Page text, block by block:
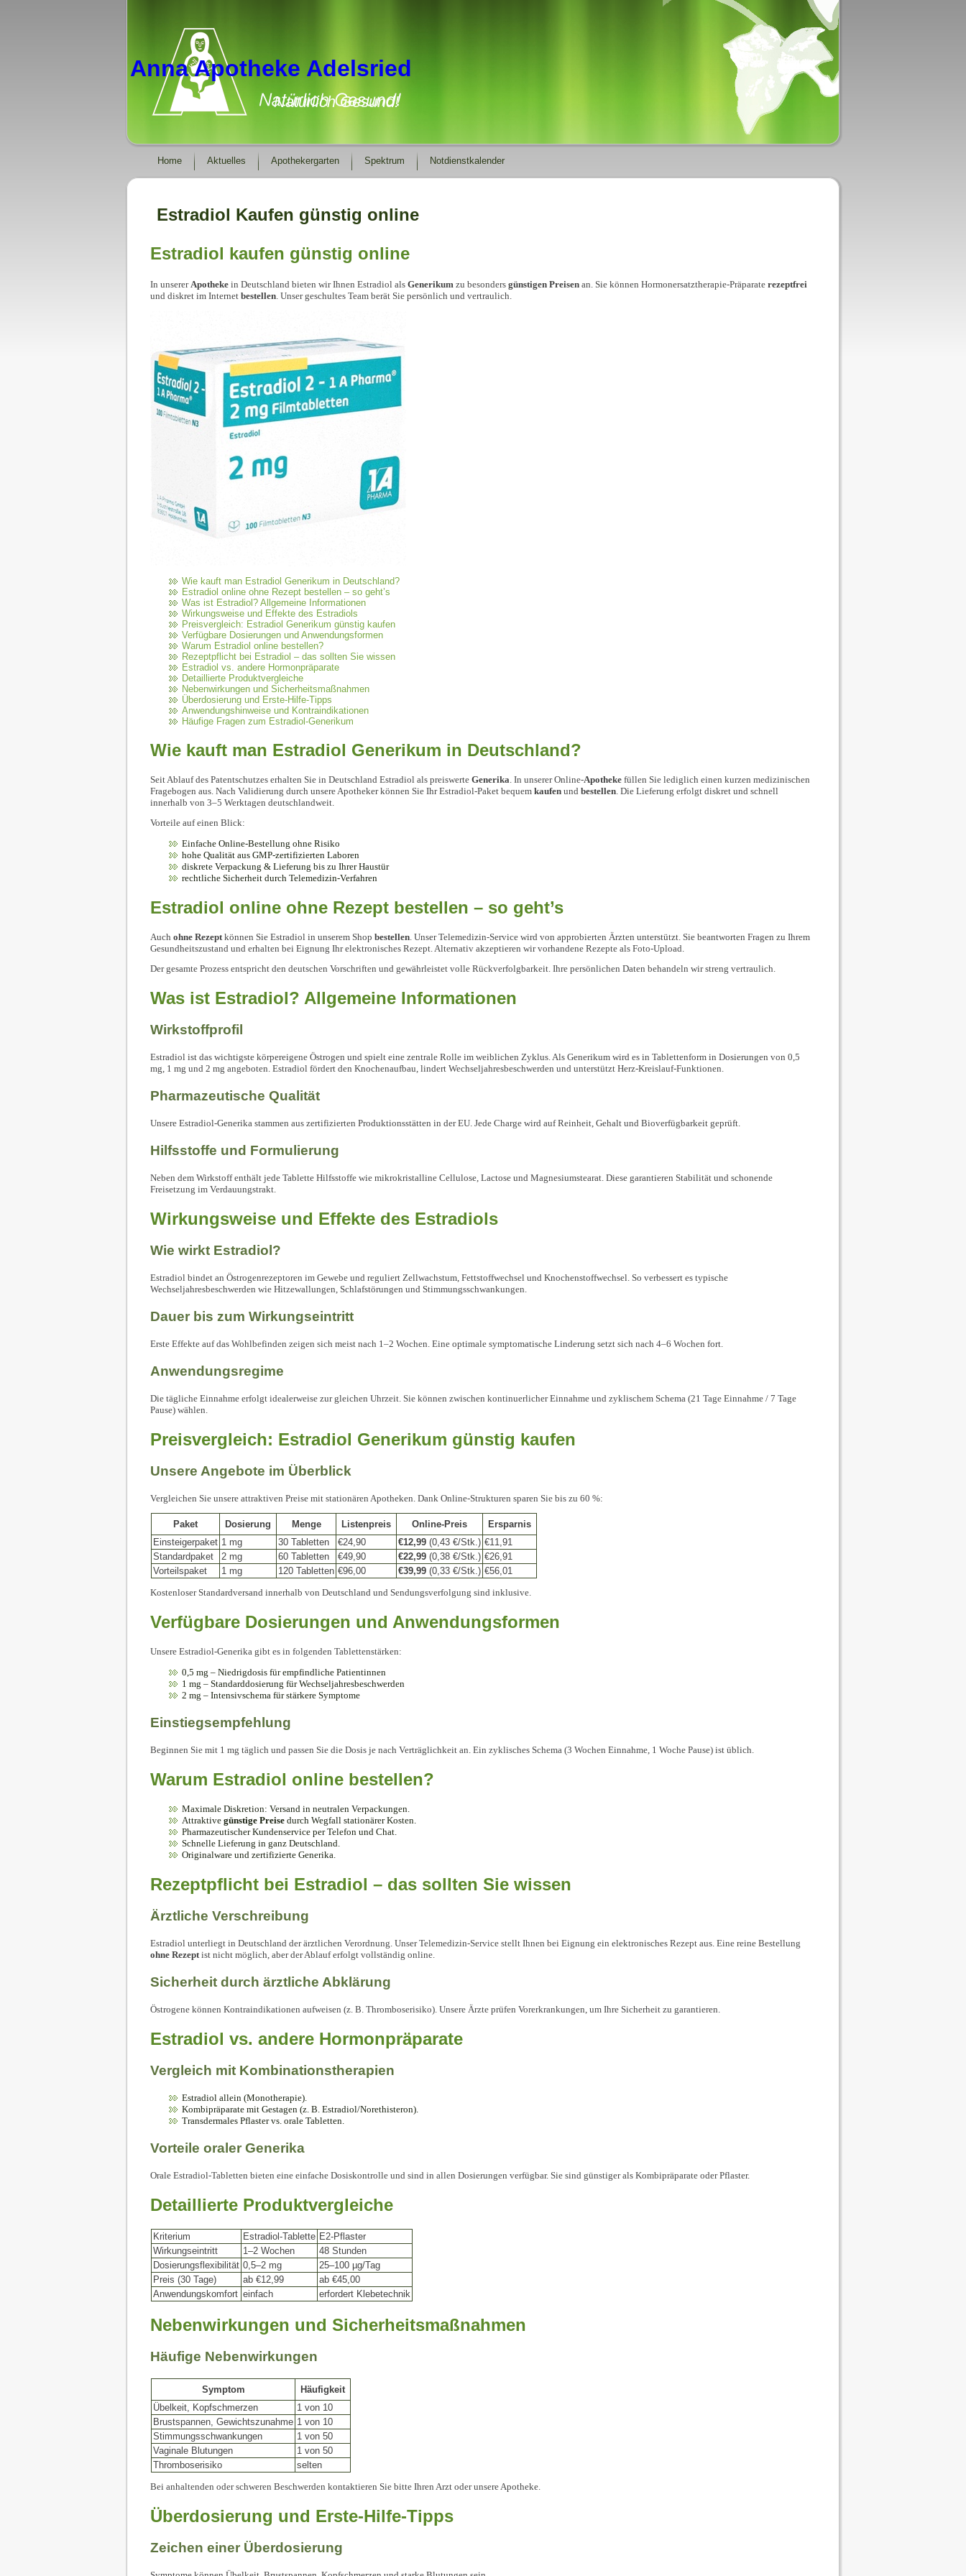
Anna Apotheke Adelsried
Natürlich Gesund!
Home Aktuelles Apothekergarten Spektrum Notdienstkalender
Estradiol Kaufen günstig online
Estradiol kaufen günstig online
In unsererApotheke in Deutschland bieten wir Ihnen Estradiol als Generikum zu besonders günstigen Preisen an. Sie können Hormonersatztherapie-Präparate rezeptfrei
und diskret im Internet bestellen. Unser geschultes Team berät Sie persönlich und vertraulich.
Wie kauft man Estradiol Generikum in Deutschland?
Estradiol online ohne Rezept bestellen – so geht’s
Was ist Estradiol? Allgemeine Informationen
Wirkungsweise und Effekte des Estradiols
Preisvergleich: Estradiol Generikum günstig kaufen
Verfügbare Dosierungen und Anwendungsformen
Warum Estradiol online bestellen?
Rezeptpflicht bei Estradiol – das sollten Sie wissen
Estradiol vs. andere Hormonpräparate
Detaillierte Produktvergleiche
Nebenwirkungen und Sicherheitsmaßnahmen
Überdosierung und Erste-Hilfe-Tipps
Anwendungshinweise und Kontraindikationen
Häufige Fragen zum Estradiol-Gen­erikum
Wie kauft man Estradiol Generikum in Deutschland?
Seit Ablauf des Patentschutzes erhalten Sie in Deutschland Estradiol als preiswerte Generika. In unserer Online-Apotheke füllen Sie lediglich einen kurzen medizinischen
Fragebogen aus. Nach Validierung durch unsere Apotheker können Sie Ihr Estradiol-Paket bequem kaufen und bestellen. Die Lieferung erfolgt diskret und schnell
innerhalb von 3–5 Werktagen deutschlandweit.
Vorteile auf einen Blick:
Einfache Online-Bestellung ohne Risiko
hohe Qualität aus GMP-zertifizierten Laboren
diskrete Verpackung & Lieferung bis zu Ihrer Haustür
rechtliche Sicherheit durch Telemedizin-Verfahren
Estradiol online ohne Rezept bestellen – so geht’s
Auch ohne Rezeptkönnen Sie Estradiol in unserem Shop bestellen. Unser Telemedizin-Service wird von approbierten Ärzten unterstützt. Sie beantworten Fragen zu Ihrem
Gesundheitszustand und erhalten bei Eignung Ihr elektronisches Rezept. Alternativ akzeptieren wir vorhandene Rezepte als Foto-Upload.
Der gesamte Prozess entspricht den deutschen Vorschriften und gewährleistet volle Rückverfolgbarkeit. Ihre persönlichen Daten behandeln wir streng vertraulich.
Was ist Estradiol? Allgemeine Informationen
Wirkstoffprofil
Estradiol ist das wichtigste körpereigene Östrogen und spielt eine zentrale Rolle im weiblichen Zyklus. Als Generikum wird es in Tablettenform in Dosierungen von 0,5
mg, 1 mg und 2 mg angeboten. Estradiol fördert den Knochenaufbau, lindert Wechseljahresbeschwerden und unterstützt Herz-Kreislauf-Funktionen.
Pharmazeutische Qualität
Unsere Estradiol-Generika stammen aus zertifizierten Produktionsstätten in der EU. Jede Charge wird auf Reinheit, Gehalt und Bioverfügbarkeit geprüft.
Hilfsstoffe und Formulierung
Neben dem Wirkstoff enthält jede Tablette Hilfsstoffe wie mikrokristalline Cellulose, Lactose und Magnesiumstearat. Diese garantieren Stabilität und schonende
Freisetzung im Verdauungstrakt.
Wirkungsweise und Effekte des Estradiols
Wie wirkt Estradiol?
Estradiol bindet an Östrogenrezeptoren im Gewebe und reguliert Zellwachstum, Fettstoffwechsel und Knochenstoffwechsel. So verbessert es typische
Wechseljahresbeschwerden wie Hitzewallungen, Schlafstörungen und Stimmungsschwankungen.
Dauer bis zum Wirkungseintritt
Erste Effekte auf das Wohlbefinden zeigen sich meist nach 1–2 Wochen. Eine optimale symptomatische Linderung setzt sich nach 4–6 Wochen fort.
Anwendungsregime
Die tägliche Einnahme erfolgt idealerweise zur gleichen Uhrzeit. Sie können zwischen kontinuerlicher Einnahme und zyklischem Schema (21 Tage Einnahme / 7 Tage
Pause) wählen.
Preisvergleich: Estradiol Generikum günstig kaufen
Unsere Angebote im Überblick
Vergleichen Sie unsere attraktiven Preise mit stationären Apotheken. Dank Online-Strukturen sparen Sie bis zu 60 %:
Paket Dosierung Menge Listenpreis Online-Preis
Ersparnis
Einsteigerpaket 1 mg 30 Tabletten €24,90 €12,99 (0,43 €/Stk.) €11,91
Standardpaket
2 mg 60 Tabletten €49,90 €22,99 (0,38 €/Stk.) €26,91
Vorteilspaket
1 mg 120 Tabletten €96,00 €39,99 (0,33 €/Stk.) €56,01
Kostenloser Standardversand innerhalb von Deutschland und Sendungsverfolgung sind inklusive.
Verfügbare Dosierungen und Anwendungsformen
Unsere Estradiol-Generika gibt es in folgenden Tablettenstärken:
0,5 mg – Niedrigdosis für empfindliche Patientinnen
1 mg – Standarddosierung für Wechseljahresbeschwerden
2 mg – Intensivschema für stärkere Symptome
Einstiegsempfehlung
Beginnen Sie mit 1 mg täglich und passen Sie die Dosis je nach Verträglichkeit an. Ein zyklisches Schema (3 Wochen Einnahme, 1 Woche Pause) ist üblich.
Warum Estradiol online bestellen?
Maximale Diskretion: Versand in neutralen Verpackungen.
Attraktive günstige Preise durch Wegfall stationärer Kosten.
Pharmazeutischer Kundenservice per Telefon und Chat.
Schnelle Lieferung in ganz Deutschland.
Originalware und zertifizierte Generika.
Rezeptpflicht bei Estradiol – das sollten Sie wissen
Ärztliche Verschreibung
Estradiol unterliegt in Deutschland der ärztlichen Verordnung. Unser Telemedizin-Service stellt Ihnen bei Eignung ein elektronisches Rezept aus. Eine reine Bestellung
ohne Rezeptist nicht möglich, aber der Ablauf erfolgt vollständig online.
Sicherheit durch ärztliche Abklärung
Östrogene können Kontraindikationen aufweisen (z. B. Thromboserisiko). Unsere Ärzte prüfen Vorerkrankungen, um Ihre Sicherheit zu garantieren.
Estradiol vs. andere Hormonpräparate
Vergleich mit Kombinationstherapien
Estradiol allein (Monotherapie).
Kombipräparate mit Gestagen (z. B. Estradiol/Norethisteron).
Transdermales Pflaster vs. orale Tabletten.
Vorteile oraler Generika
Orale Estradiol-Tabletten bieten eine einfache Dosiskontrolle und sind in allen Dosierungen verfügbar. Sie sind günstiger als Kombipräparate oder Pflaster.
Detaillierte Produktvergleiche
Kriterium Estradiol-Tablette E2-Pflaster
Wirkungseintritt
1–2 Wochen
48 Stunden
Dosierungsflexibilität 0,5–2 mg
25–100 µg/Tag
Preis (30 Tage)
ab €12,99
ab €45,00
Anwendungskomfort einfach erfordert Klebetechnik
Nebenwirkungen und Sicherheitsmaßnahmen
Häufige Nebenwirkungen
Symptom
Häufigkeit
Übelkeit, Kopfschmerzen
1 von 10
Brustspannen, Gewichtszunahme 1 von 10
Stimmungsschwankungen
1 von 50
Vaginale Blutungen
1 von 50
Thromboserisiko
selten
Bei anhaltenden oder schweren Beschwerden kontaktieren Sie bitte Ihren Arzt oder unsere Apotheke.
Überdosierung und Erste-Hilfe-Tipps
Zeichen einer Überdosierung